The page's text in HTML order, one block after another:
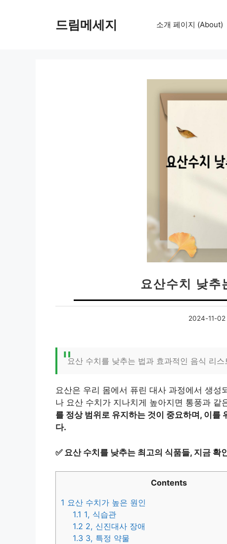
드림메세지 소개 페이지 (About)
요산수치 낮추
2024-11-02
요산 수치를 낮추는 법과 효과적인 음식 리스
요산은 우리 몸에서 퓨린 대사 과정에서 생성
나 요산 수치가 지나치게 높아지면 통풍과 같
를 정상 범위로 유지하는 것이 중요하며, 이를
다.
✅ 요산 수치를 낮추는 최고의 식품들, 지금 확
Contents
1 요산 수치가 높은 원인
1.1 1, 식습관
1.2 2, 신진대사 장애
1.3 3, 특정 약물